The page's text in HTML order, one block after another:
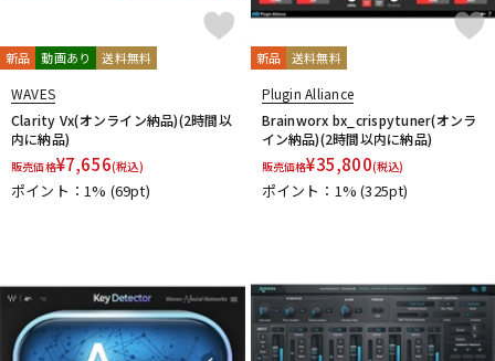
新品 動画あり 送料無料
WAVES
Clarity Vx(オンライン納品)(2時間以
内に納品)
販売価格¥7,656(税込)
ポイント：1% (69pt)
新品 送料無料
Plugin Alliance
Brainworx bx_crispytuner(オンラ
イン納品)(2時間以内に納品)
販売価格¥35,800(税込)
ポイント：1%(325pt)